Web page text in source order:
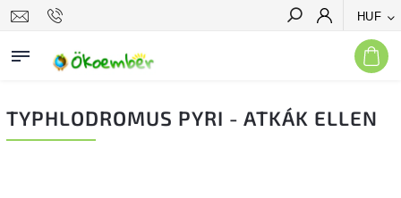
HUF
Keresés
TYPHLODROMUS PYRI - ATKÁK ELLEN